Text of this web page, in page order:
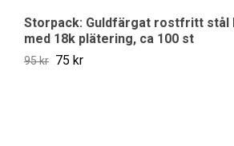
Storpack: Guldfärgat rostfritt stål
med 18k plätering, ca 100 st
95 kr 75 kr